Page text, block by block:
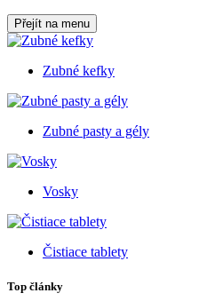
Přejít na menu
Zubné kefky
Zubné pasty a gély
Vosky
Čistiace tablety
Top články